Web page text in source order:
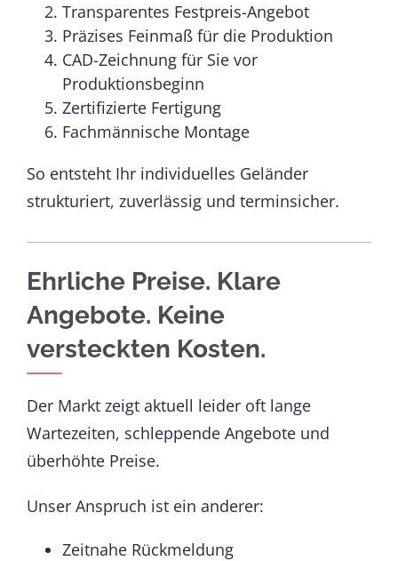
Transparentes Festpreis-Angebot
Präzises Feinmaß für die Produktion
CAD-Zeichnung für Sie vor
Produktionsbeginn
Zertifizierte Fertigung
Fachmännische Montage
So entsteht Ihr individuelles Geländer
strukturiert, zuverlässig und terminsicher.
Ehrliche Preise. Klare
Angebote. Keine
versteckten Kosten.
Der Markt zeigt aktuell leider oft lange
Wartezeiten, schleppende Angebote und
überhöhte Preise.
Unser Anspruch ist ein anderer:
Zeitnahe Rückmeldung